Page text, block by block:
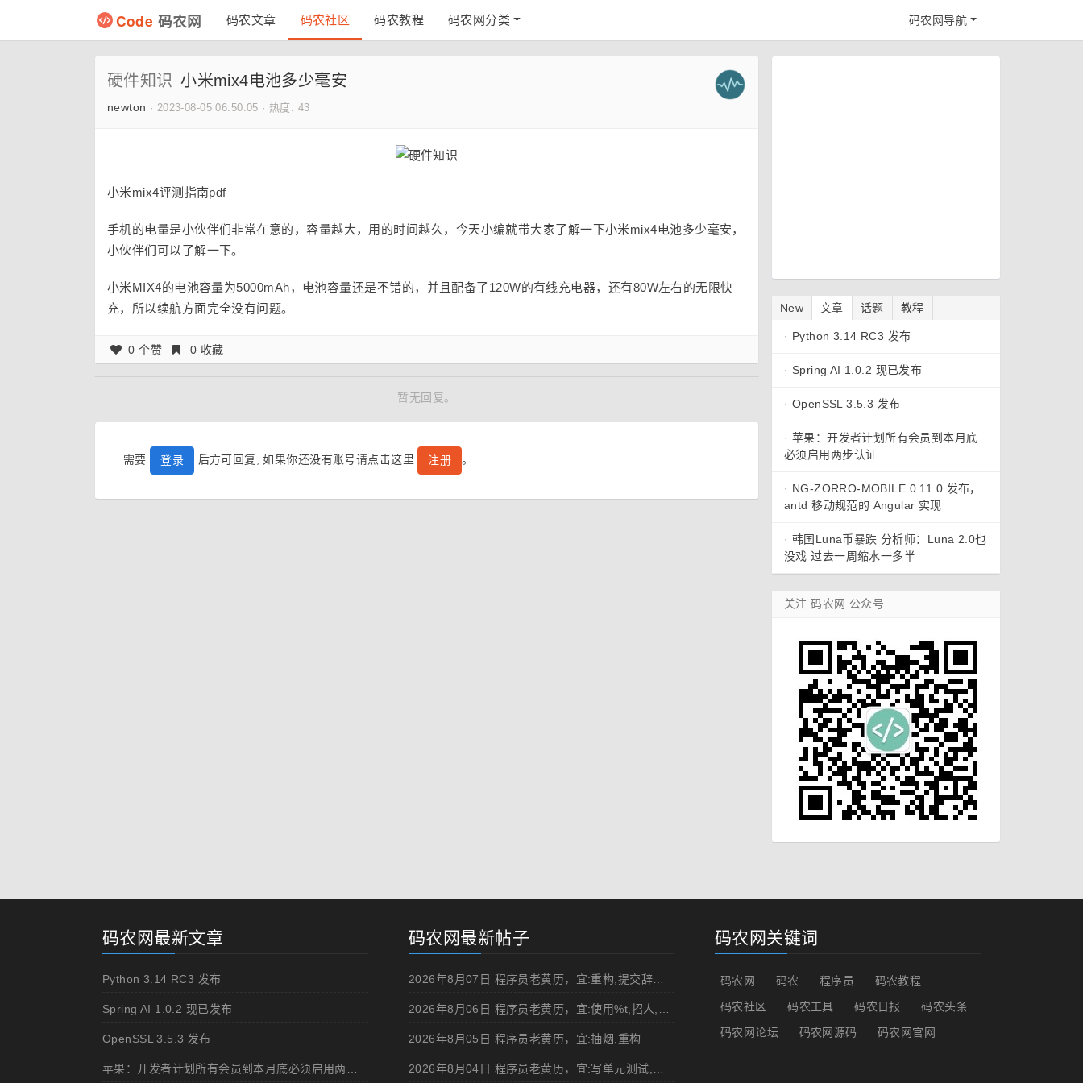
Code 码农网 码农文章 码农社区 码农教程 码农网分类 码农网导航
硬件知识 小米mix4电池多少毫安
newton · 2023-08-05 06:50:05 · 热度: 43
小米mix4评测指南pdf
手机的电量是小伙伴们非常在意的，容量越大，用的时间越久，今天小编就带大家了解一下小米mix4电池多少毫安，
小伙伴们可以了解一下。
小米MIX4的电池容量为5000mAh，电池容量还是不错的，并且配备了120W的有线充电器，还有80W左右的无限快
充，所以续航方面完全没有问题。
0 个赞 0 收藏
暂无回复。
需要 登录 后方可回复, 如果你还没有账号请点击这里 注册 。
New 文章 话题 教程
· Python 3.14 RC3 发布
· Spring AI 1.0.2 现已发布
· OpenSSL 3.5.3 发布
· 苹果：开发者计划所有会员到本月底
必须启用两步认证
· NG-ZORRO-MOBILE 0.11.0 发布，
antd 移动规范的 Angular 实现
· 韩国Luna币暴跌 分析师：Luna 2.0也
没戏 过去一周缩水一多半
关注 码农网 公众号
码农网最新文章
Python 3.14 RC3 发布
Spring AI 1.0.2 现已发布
OpenSSL 3.5.3 发布
码农网最新帖子
2026年8月07日 程序员老黄历，宜:重构,提交辞职申请,申请加薪
2026年8月05日 程序员老黄历，宜:抽烟,重构
码农网关键词
码农网 码农 程序员
码农教程
码农社区
码农工具 码农日报
码农头条
码农网论坛
码农网源码 码农网官网